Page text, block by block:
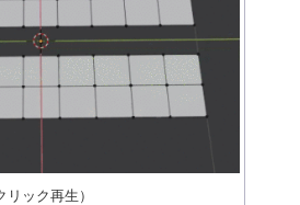
リック再生）